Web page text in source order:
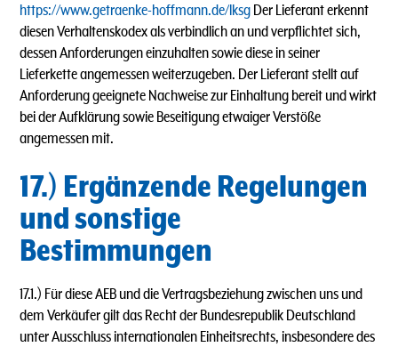
https://www.getraenke-hoffmann.de/lksg Der Lieferant erkennt
diesen Verhaltenskodex als verbindlich an und verpflichtet sich,
dessen Anforderungen einzuhalten sowie diese in seiner
Lieferkette angemessen weiterzugeben. Der Lieferant stellt auf
Anforderung geeignete Nachweise zur Einhaltung bereit und wirkt
bei der Aufklärung sowie Beseitigung etwaiger Verstöße
angemessen mit.
17.) Ergänzende Regelungen
und sonstige
Bestimmungen
17.1.) Für diese AEB und die Vertragsbeziehung zwischen uns und
dem Verkäufer gilt das Recht der Bundesrepublik Deutschland
unter Ausschluss internationalen Einheitsrechts, insbesondere des